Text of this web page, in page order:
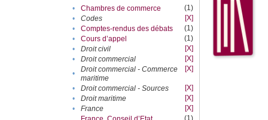
•
Chambres de commerce
(1)
•
Codes
[X]
•
Comptes-rendus des débats
(1)
•
Cours d’appel
(1)
•
Droit civil
[X]
•
Droit commercial
[X]
•
Droit commercial - Commerce
maritime
[X]
• Droit commercial - Sources
[X]
•
Droit maritime
[X]
•
France
[X]